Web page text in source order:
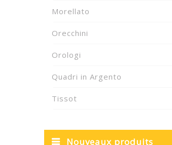
Morellato
Orecchini
Orologi
Quadri in Argento
Tissot
Nouveaux produits